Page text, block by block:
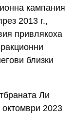
кампания
2013 г.,
привлякоха
близки
Ли
2023